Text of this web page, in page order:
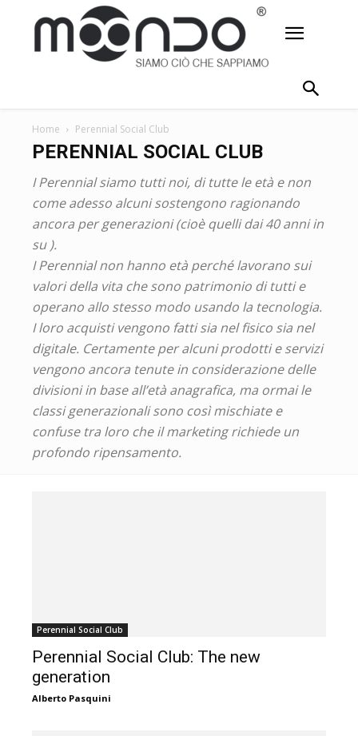
Home Perennial Social Club
PERENNIAL SOCIAL CLUB
I Perennial siamo tutti noi, di tutte le età e non
come adesso alcuni sostengono ragionando
ancora per generazioni (cioè quelli dai 40 anni in
su ).
I Perennial non hanno età perché lavorano sui
valori della vita che sono patrimonio di tutti e
operano allo stesso modo usando la tecnologia.
I loro acquisti vengono fatti sia nel fisico sia nel
digitale. Certamente per alcuni prodotti e servizi
vengono ancora tenute in considerazione delle
divisioni in base all’età anagrafica, ma ormai le
classi generazionali sono così mischiate e
confuse tra loro che il marketing richiede un
profondo ripensamento.
Perennial Social Club
Perennial Social Club: The new
generation
Alberto Pasquini